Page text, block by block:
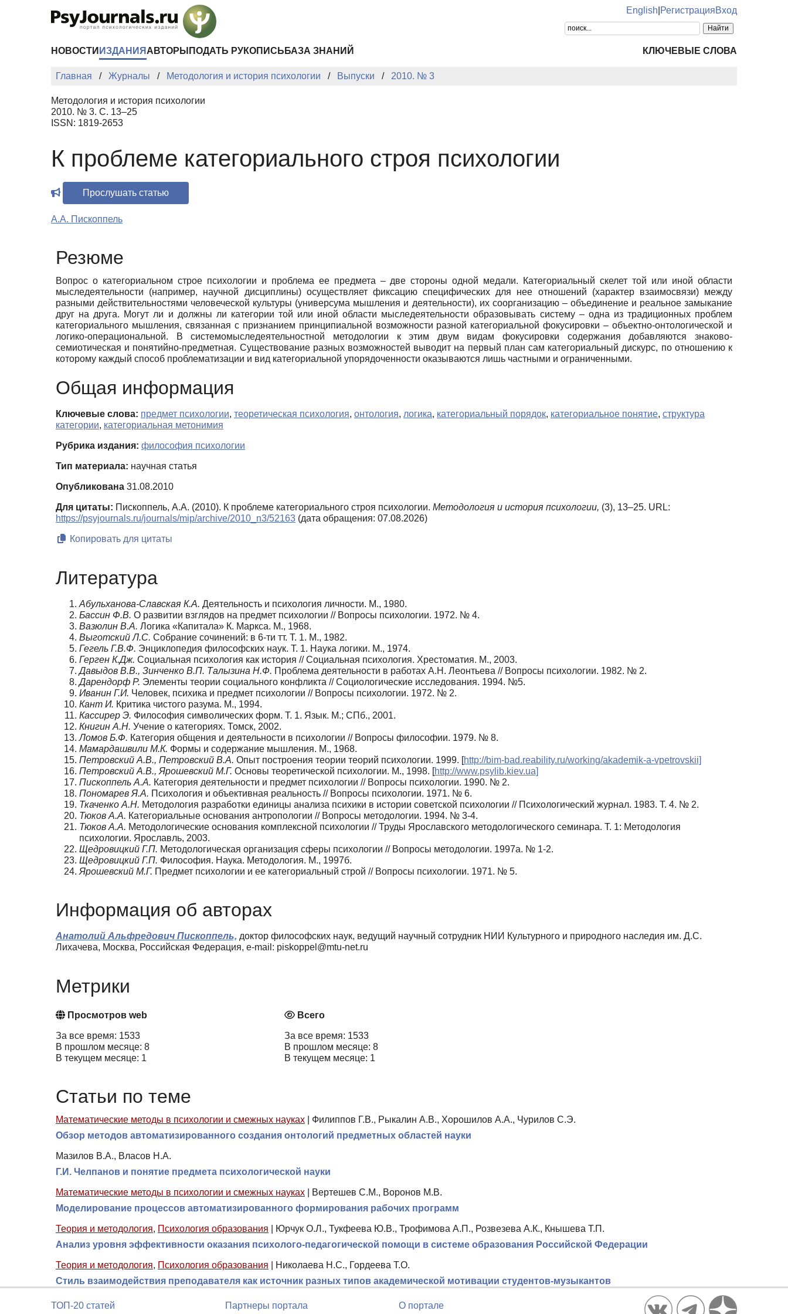
English РегистрацияВход
НОВОСТИ ИЗДАНИЯ АВТОРЫ ПОДАТЬ РУКОПИСЬ БАЗА ЗНАНИЙ КЛЮЧЕВЫЕ СЛОВА
Главная Журналы Методология и история психологии Выпуски 2010. № 3
Методология и история психологии
2010. № 3. С. 13–25
ISSN: 1819-2653
К проблеме категориального строя психологии
Прослушать статью
А.А. Пископпель
Резюме
Вопрос о категориальном строе психологии и проблема ее предмета – две стороны одной медали. Категориальный скелет той или иной области
мыследеятельности (например, научной дисциплины) осуществляет фиксацию специфических для нее отношений (характер взаимосвязи) между
разными действительностями человеческой культуры (универсума мышления и деятельности), их соорганизацию – объединение и реальное замыкание
друг на друга. Могут ли и должны ли категории той или иной области мыследеятельности образовывать систему – одна из традиционных проблем
категориального мышления, связанная с признанием принципиальной возможности разной категориальной фокусировки – объектно-онтологической и
логико-операциональной. В системомыследеятельностной методологии к этим двум видам фокусировки содержания добавляются знаково-
семиотическая и понятийно-предметная. Существование разных возможностей выводит на первый план сам категориальный дискурс, по отношению к
которому каждый способ проблематизации и вид категориальной упорядоченности оказываются лишь частными и ограниченными.
Общая информация
Ключевые слова: предмет психологии, теоретическая психология, онтология, логика, категориальный порядок, категориальное понятие, структура
категории, категориальная метонимия
Рубрика издания: философия психологии
Тип материала: научная статья
Опубликована 31.08.2010
Для цитаты: Пископпель, А.А. (2010). К проблеме категориального строя психологии. Методология и история психологии, (3), 13–25. URL:
https://psyjournals.ru/journals/mip/archive/2010_n3/52163 (дата обращения: 07.08.2026)
Копировать для цитаты
Литература
Абульханова-Славская К.А. Деятельность и психология личности. М., 1980.
Бассин Ф.В. О развитии взглядов на предмет психологии // Вопросы психологии. 1972. № 4.
Вазюлин В.А. Логика «Капитала» К. Маркса. М., 1968.
Выготский Л.С. Собрание сочинений: в 6-ти тт. Т. 1. М., 1982.
Гегель Г.В.Ф. Энциклопедия философских наук. Т. 1. Наука логики. М., 1974.
Герген К.Дж. Социальная психология как история // Социальная психология. Хрестоматия. М., 2003.
Давыдов В.В., Зинченко В.П. Талызина Н.Ф. Проблема деятельности в работах А.Н. Леонтьева // Вопросы психологии. 1982. № 2.
Дарендорф Р. Элементы теории социального конфликта // Социологические исследования. 1994. №5.
Иванин Г.И. Человек, психика и предмет психологии // Вопросы психологии. 1972. № 2.
Кант И. Критика чистого разума. М., 1994.
Кассирер Э. Философия символических форм. Т. 1. Язык. М.; СПб., 2001.
Книгин А.Н. Учение о категориях. Томск, 2002.
Ломов Б.Ф. Категория общения и деятельности в психологии // Вопросы философии. 1979. № 8.
Мамардашвили М.К. Формы и содержание мышления. М., 1968.
Петровский А.В., Петровский В.А. Опыт построения теории теорий психологии. 1999. [http://bim-bad.reability.ru/working/akademik-a-vpetrovskii]
Петровский А.В., Ярошевский М.Г. Основы теоретической психологии. М., 1998. [http://www.psylib.kiev.ua]
Пископпель А.А. Категория деятельности и предмет психологии // Вопросы психологии. 1990. № 2.
Пономарев Я.А. Психология и объективная реальность // Вопросы психологии. 1971. № 6.
Ткаченко А.Н. Методология разработки единицы анализа психики в истории советской психологии // Психологический журнал. 1983. Т. 4. № 2.
Тюков А.А. Категориальные основания антропологии // Вопросы методологии. 1994. № 3-4.
Тюков А.А. Методологические основания комплексной психологии // Труды Ярославского методологического семинара. Т. 1: Методология
психологии. Ярославль, 2003.
Щедровицкий Г.П. Методологическая организация сферы психологии // Вопросы методологии. 1997а. № 1-2.
Щедровицкий Г.П. Философия. Наука. Методология. М., 1997б.
Ярошевский М.Г. Предмет психологии и ее категориальный строй // Вопросы психологии. 1971. № 5.
Информация об авторах
Анатолий Альфредович Пископпель, доктор философских наук, ведущий научный сотрудник НИИ Культурного и природного наследия им. Д.С.
Лихачева, Москва, Российская Федерация, e-mail: piskoppel@mtu-net.ru
Метрики
Просмотров web
За все время: 1533
В прошлом месяце: 8
В текущем месяце: 1
Всего
За все время: 1533
В прошлом месяце: 8
В текущем месяце: 1
Статьи по теме
Математические методы в психологии и смежных науках
Филиппов Г.В., Рыкалин А.В., Хорошилов А.А., Чурилов С.Э.
Обзор методов автоматизированного создания онтологий предметных областей науки
Мазилов В.А., Власов Н.А.
Г.И. Челпанов и понятие предмета психологической науки
Математические методы в психологии и смежных науках
Вертешев С.М., Воронов М.В.
Моделирование процессов автоматизированного формирования рабочих программ
Теория и методология, Психология образования
Юрчук О.Л., Тукфеева Ю.В., Трофимова А.П., Розвезева А.К., Кнышева Т.П.
Анализ уровня эффективности оказания психолого-педагогической помощи в системе образования Российской Федерации
Теория и методология, Психология образования
Николаева Н.С., Гордеева Т.О.
Стиль взаимодействия преподавателя как источник разных типов академической мотивации студентов-музыкантов
ТОП-20 статей Партнеры портала О портале